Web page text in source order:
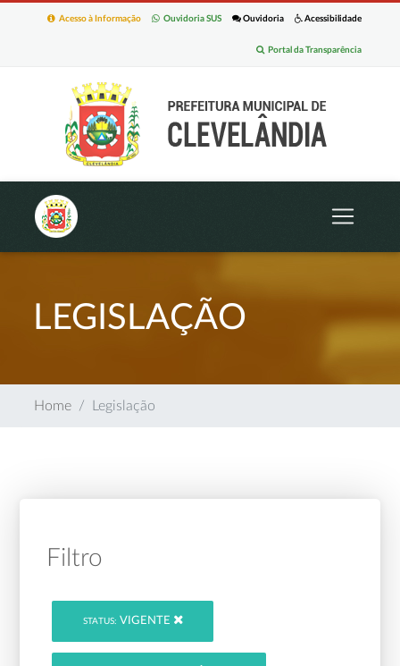
Acessibilidade
Ouvidoria
Ouvidoria SUS
Acesso à Informação
Portal da Transparência
LEGISLAÇÃO
Home Legislação
Filtro
STATUS: VIGENTE